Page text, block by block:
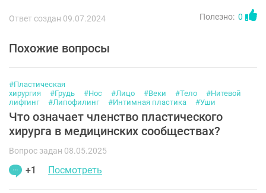
Ответ создан 09.07.2024 Полезно: 0
Похожие вопросы
#Пластическая
хирургия
#Грудь #Нос #Лицо #Веки #Тело
#Нитевой
лифтинг
#Липофилинг #Интимная пластика #Уши
Что означает членство пластического
хирурга в медицинских сообществах?
Вопрос задан 08.05.2025
+1 Посмотреть